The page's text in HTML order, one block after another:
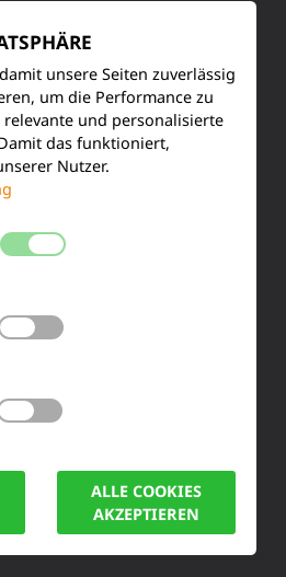
& Schulung
(0) 2273 567 30
unsere Seiten zuverlässig
um die Performance zu
und personalisierte
das funktioniert,
Nutzer.
ALLE COOKIES
AKZEPTIEREN